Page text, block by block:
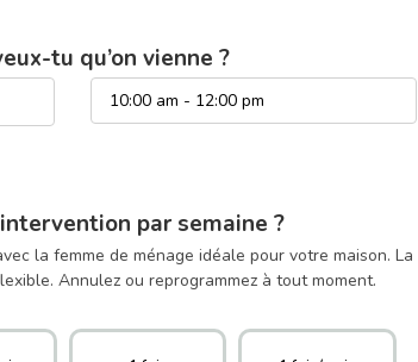
tu qu’on vienne ?
par semaine ?
la femme de ménage idéale pour votre maison. La
Annulez ou reprogrammez à tout moment.